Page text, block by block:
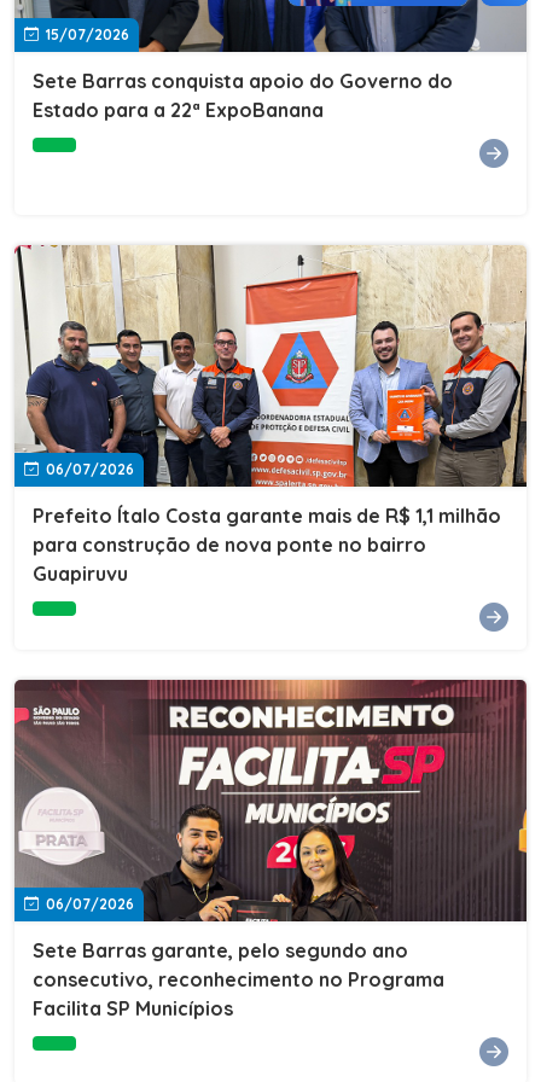
15/07/2026
Sete Barras conquista apoio do Governo do
Estado para a 22ª ExpoBanana
06/07/2026
Prefeito Ítalo Costa garante mais de R$ 1,1 milhão
para construção de nova ponte no bairro
Guapiruvu
06/07/2026
Sete Barras garante, pelo segundo ano
consecutivo, reconhecimento no Programa
Facilita SP Municípios